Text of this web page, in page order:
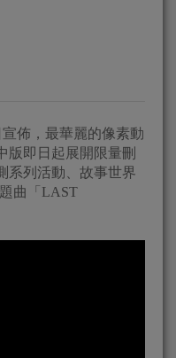
宣佈，最華麗的像素動
版即日起展開限量刪
系列活動、故事世界
曲「LAST